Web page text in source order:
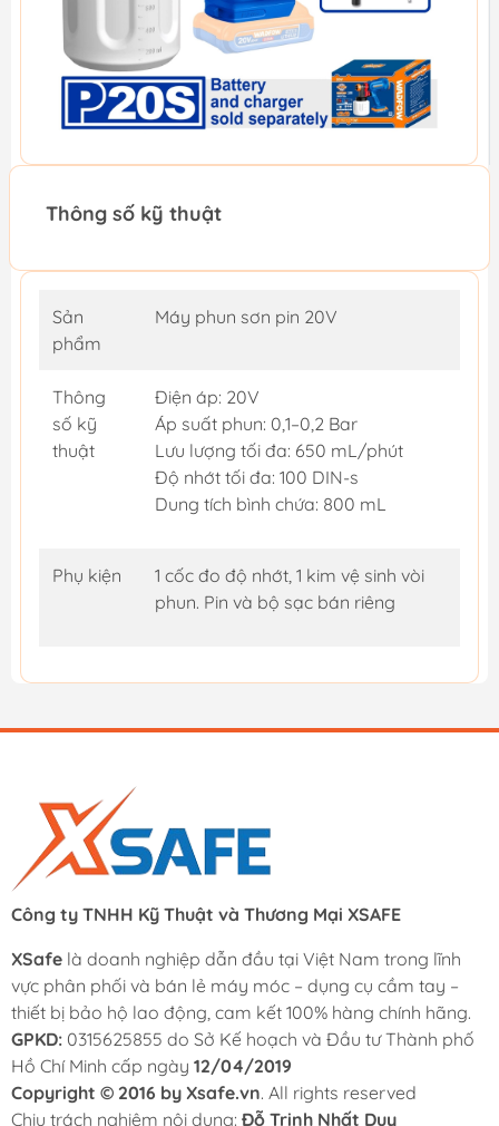
Thông số kỹ thuật
Sản
phẩm
Máy phun sơn pin 20V
Thông
số kỹ
thuật
Điện áp: 20V
Áp suất phun: 0,1–0,2 Bar
Lưu lượng tối đa: 650 mL/phút
Độ nhớt tối đa: 100 DIN-s
Dung tích bình chứa: 800 mL
Phụ kiện
1 cốc đo độ nhớt, 1 kim vệ sinh vòi
phun. Pin và bộ sạc bán riêng
Công ty TNHH Kỹ Thuật và Thương Mại XSAFE
XSafe là doanh nghiệp dẫn đầu tại Việt Nam trong lĩnh
vực phân phối và bán lẻ máy móc – dụng cụ cầm tay –
thiết bị bảo hộ lao động, cam kết 100% hàng chính hãng.
GPKD: 0315625855 do Sở Kế hoạch và Đầu tư Thành phố
Hồ Chí Minh cấp ngày 12/04/2019
Copyright © 2016 by Xsafe.vn. All rights reserved
Chịu trách nghiệm nội dung: Đỗ Trịnh Nhất Duy